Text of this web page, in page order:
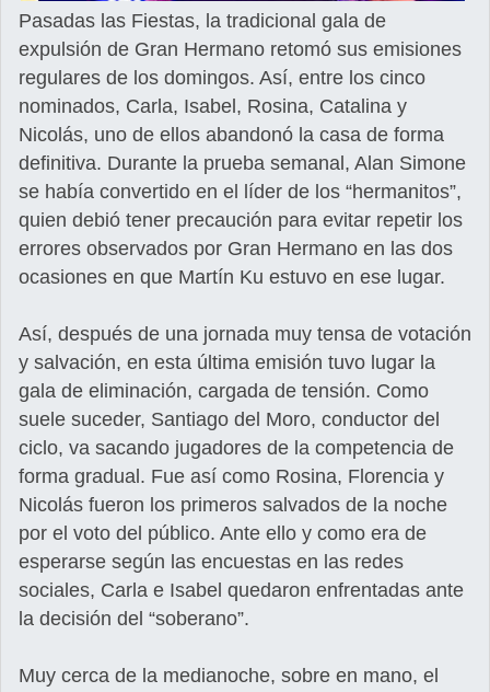
Pasadas las Fiestas, la tradicional gala de
expulsión de Gran Hermano retomó sus emisiones
regulares de los domingos. Así, entre los cinco
nominados, Carla, Isabel, Rosina, Catalina y
Nicolás, uno de ellos abandonó la casa de forma
definitiva. Durante la prueba semanal, Alan Simone
se había convertido en el líder de los “hermanitos”,
quien debió tener precaución para evitar repetir los
errores observados por Gran Hermano en las dos
ocasiones en que Martín Ku estuvo en ese lugar.
Así, después de una jornada muy tensa de votación
y salvación, en esta última emisión tuvo lugar la
gala de eliminación, cargada de tensión. Como
suele suceder, Santiago del Moro, conductor del
ciclo, va sacando jugadores de la competencia de
forma gradual. Fue así como Rosina, Florencia y
Nicolás fueron los primeros salvados de la noche
por el voto del público. Ante ello y como era de
esperarse según las encuestas en las redes
sociales, Carla e Isabel quedaron enfrentadas ante
la decisión del “soberano”.
Muy cerca de la medianoche, sobre en mano, el